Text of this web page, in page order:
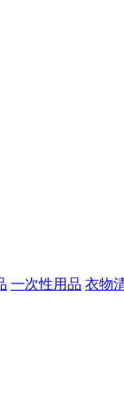
一次性用品 衣物